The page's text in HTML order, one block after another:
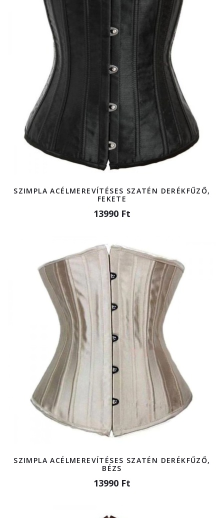
SZIMPLA ACÉLMEREVÍTÉSES SZATÉN DERÉKFŰZŐ,
FEKETE
13990 Ft
SZIMPLA ACÉLMEREVÍTÉSES SZATÉN DERÉKFŰZŐ,
BÉZS
13990 Ft